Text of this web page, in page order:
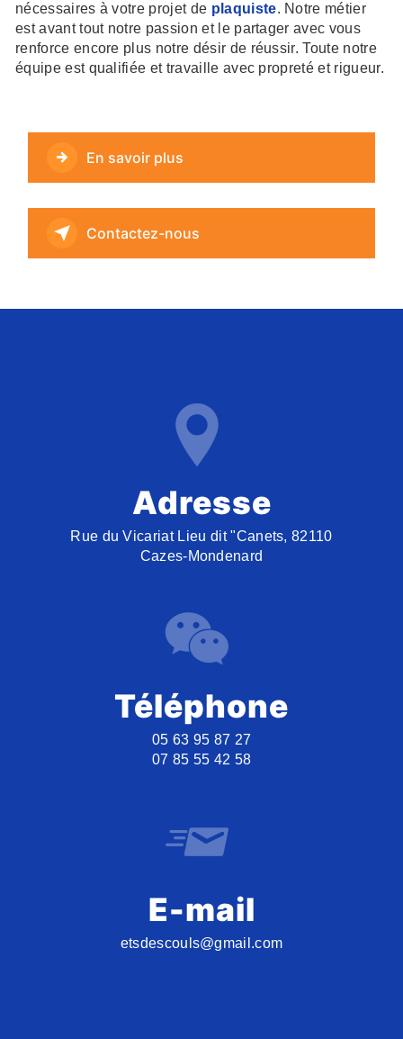
nécessaires à votre projet de plaquiste. Notre métier
est avant tout notre passion et le partager avec vous
renforce encore plus notre désir de réussir. Toute notre
équipe est qualifiée et travaille avec propreté et rigueur.
En savoir plus
Contactez-nous
Adresse
Rue du Vicariat Lieu dit "Canets, 82110
Cazes-Mondenard
Téléphone
05 63 95 87 27
07 85 55 42 58
E-mail
etsdescouls@gmail.com